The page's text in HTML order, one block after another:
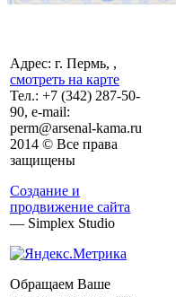
Адрес: г. Пермь, ,
смотреть на карте
Тел.: +7 (342) 287-50-
90, e-mail:
perm@arsenal-kama.ru
2014 © Все права
защищены
Создание и
продвижение сайта
— Simplex Studio
Обращаем Ваше